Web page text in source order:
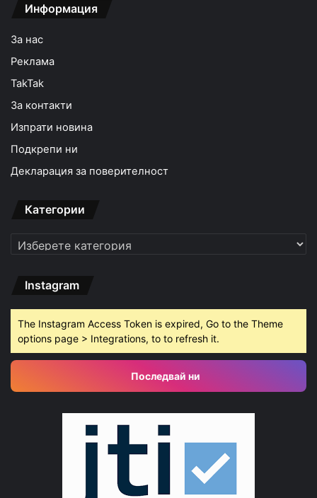
Информация
За нас
Реклама
TakTak
За контакти
Изпрати новина
Подкрепи ни
Декларация за поверителност
Категории
Категории
Instagram
The Instagram Access Token is expired, Go to the Theme
options page > Integrations, to to refresh it.
Последвай ни